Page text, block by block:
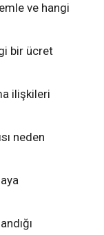
ve hangi
bir ücret
ilişkileri
neden